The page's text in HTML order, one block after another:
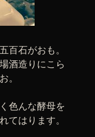
百石がおも。
酒造りにこら
。
色んな酵母を
てはります。